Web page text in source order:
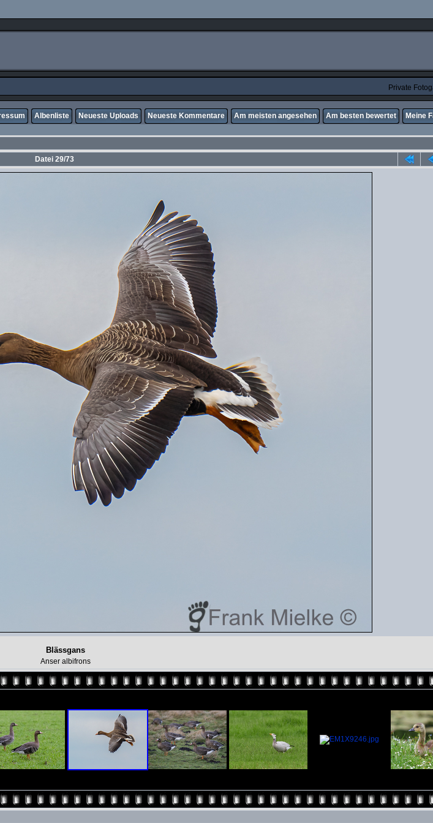
Private
Albenliste Neueste Uploads Neueste Kommentare Am meisten angesehen Am besten bewertet Meine
Datei 29/73
Blässgans
Anser albifrons